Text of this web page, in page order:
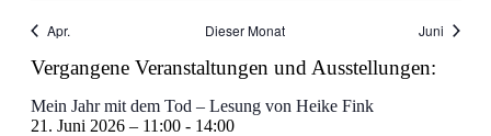
Apr. Dieser Monat Juni
Vergangene Veranstaltungen und Ausstellungen:
Mein Jahr mit dem Tod – Lesung von Heike Fink
21. Juni 2026 – 11:00- 14:00